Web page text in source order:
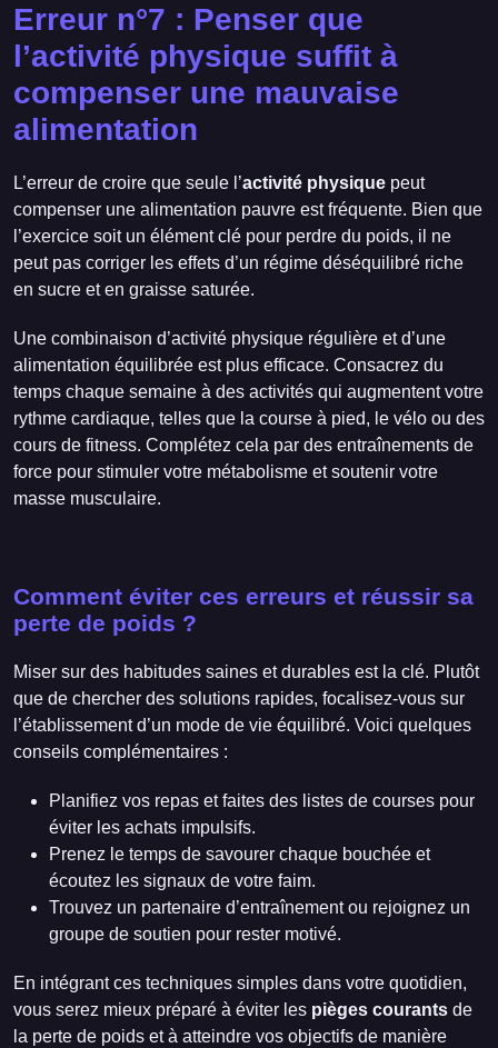
Erreur n°7 : Penser que
l’activité physique suffit à
compenser une mauvaise
alimentation
L’erreur de croire que seule l’activité physique peut
compenser une alimentation pauvre est fréquente. Bien que
l’exercice soit un élément clé pour perdre du poids, il ne
peut pas corriger les effets d’un régime déséquilibré riche
en sucre et en graisse saturée.
Une combinaison d’activité physique régulière et d’une
alimentation équilibrée est plus efficace. Consacrez du
temps chaque semaine à des activités qui augmentent votre
rythme cardiaque, telles que la course à pied, le vélo ou des
cours de fitness. Complétez cela par des entraînements de
force pour stimuler votre métabolisme et soutenir votre
masse musculaire.
Comment éviter ces erreurs et réussir sa
perte de poids ?
Miser sur des habitudes saines et durables est la clé. Plutôt
que de chercher des solutions rapides, focalisez-vous sur
l’établissement d’un mode de vie équilibré. Voici quelques
conseils complémentaires :
Planifiez vos repas et faites des listes de courses pour
éviter les achats impulsifs.
Prenez le temps de savourer chaque bouchée et
écoutez les signaux de votre faim.
Trouvez un partenaire d’entraînement ou rejoignez un
groupe de soutien pour rester motivé.
En intégrant ces techniques simples dans votre quotidien,
vous serez mieux préparé à éviter les pièges courants de
la perte de poids et à atteindre vos objectifs de manière